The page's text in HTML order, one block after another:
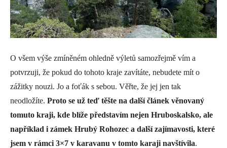
O všem výše zmíněném ohledně výletů samozřejmě vím a
potvrzuji, že pokud do tohoto kraje zavítáte, nebudete mít o
zážitky nouzi. Jo a foťák s sebou. Věřte, že jej jen tak
neodložíte. Proto se už teď těšte na další článek věnovaný
tomuto kraji, kde blíže představím nejen Hruboskalsko, ale
například i zámek Hrubý Rohozec a další zajímavosti, které
jsem v rámci 3×7 v karavanu v tomto karaji navštívila.